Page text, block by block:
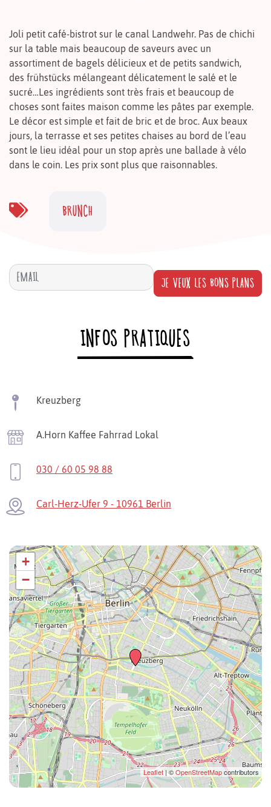
Joli petit café-bistrot sur ​​le canal Landwehr. Pas de chichi
sur la table mais beaucoup de saveurs avec un
assortiment de bagels délicieux et de petits sandwich,
des frühstücks mélangeant délicatement le salé et le
sucré…Les ingrédients sont très frais et beaucoup de
choses sont faites maison comme les pâtes par exemple.
Le décor est simple et fait de bric et de broc. Aux beaux
jours, la terrasse et ses petites chaises au bord de l’eau
sont le lieu idéal pour un stop après une ballade à vélo
dans le coin. Les prix sont plus que raisonnables.
BRUNCH
JE VEUX LES BONS PLANS
INFOS PRATIQUES
Kreuzberg
A.Horn Kaffee Fahrrad Lokal
030 / 60 05 98 88
Carl-Herz-Ufer 9 - 10961 Berlin
+
−
Leaflet| ©OpenStreetMapcontributors